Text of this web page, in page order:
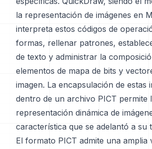
la representación de imágenes en
interpreta estos códigos de
formas, rellenar patrones,
de texto y administrar la
elementos de mapa de bits y
imagen. La encapsulación de estas
dentro de un archivo PICT permite
representación dinámica de
característica que se adelantó a su
El formato PICT admite una amplia